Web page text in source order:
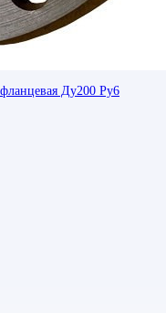
Ду200 Ру6